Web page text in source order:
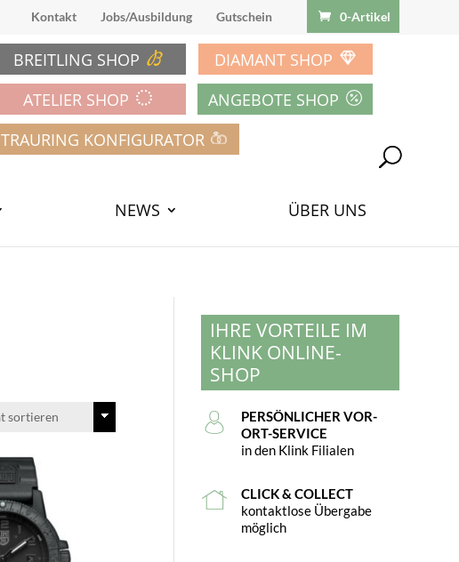
Kontakt Jobs/Ausbildung Gutschein 0-Artikel
NEWS ÜBER UNS
BREITLING SHOP
DIAMANT SHOP
ATELIER SHOP
ANGEBOTE SHOP
TRAURING KONFIGURATOR
IHRE VORTEILE IM
KLINK ONLINE-
SHOP
PERSÖNLICHER VOR-
ORT-SERVICE
in den Klink Filialen
CLICK & COLLECT
kontaktlose Übergabe
möglich